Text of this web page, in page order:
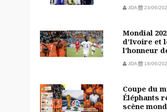
JDA 23/06/
Mondial
d’Ivoire et
l’honneur
JDA 18/06/
Coupe du
Éléphants
scène